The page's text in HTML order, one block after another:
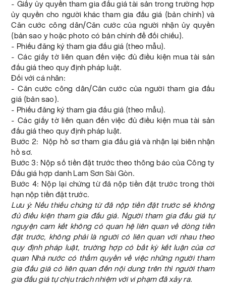
- Giấy ủy quyền tham gia đấu giá tài sản trong trường hợp
ủy quyền cho người khác tham gia đấu giá (bản chính) và
Căn cước công dân/Căn cước của người nhận ủy quyền
(bản sao y hoặc photo có bản chính để đối chiếu).
- Phiếu đăng ký tham gia đấu giá (theo mẫu).
- Các giấy tờ liên quan đến việc đủ điều kiện mua tài sản
đấu giá theo quy định pháp luật.
Đối với cá nhân:
- Căn cước công dân/Căn cước của người tham gia đấu
giá (bản sao).
- Phiếu đăng ký tham gia đấu giá (theo mẫu).
- Các giấy tờ liên quan đến việc đủ điều kiện mua tài sản
đấu giá theo quy định pháp luật.
Bước 2: Nộp hồ sơ tham gia đấu giá và nhận lại biên nhận
hồ sơ.
Bước 3: Nộp số tiền đặt trước theo thông báo của Công ty
Đấu giá hợp danh Lam Sơn Sài Gòn.
Bước 4: Nộp lại chứng từ đã nộp tiền đặt trước trong thời
hạn nộp tiền đặt trước.
Lưu ý: Nếu thiếu chứng từ đã nộp tiền đặt trước sẽ không
đủ điều kiện tham gia đấu giá. Người tham gia đấu giá tự
nguyện cam kết không có quan hệ liên quan về dòng tiền
đặt trước, không phải là người có liên quan với nhau theo
quy định pháp luật, trường hợp có bất kỳ kết luận của cơ
quan Nhà nước có thẩm quyền về việc những người tham
gia đấu giá có liên quan đến nội dung trên thì người tham
gia đấu giá tự chịu trách nhiệm với vi phạm đã xảy ra.